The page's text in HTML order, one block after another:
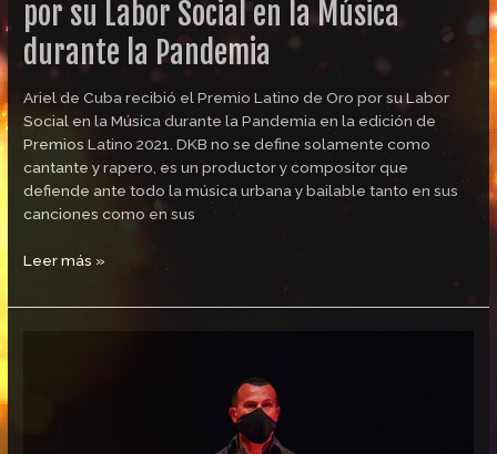
por su Labor Social en la Música
durante la Pandemia
Ariel de Cuba recibió el Premio Latino de Oro por su Labor
Social en la Música durante la Pandemia en la edición de
Premios Latino 2021. DKB no se define solamente como
cantante y rapero, es un productor y compositor que
defiende ante todo la música urbana y bailable tanto en sus
canciones como en sus
Pandemia
Leer más »